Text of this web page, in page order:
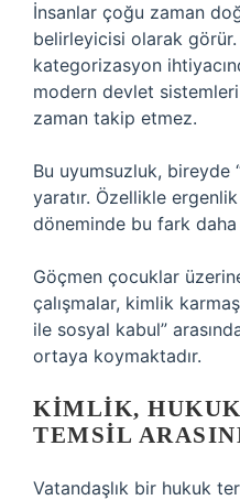
İnsanlar çoğu zaman
belirleyicisi olarak görür.
kategorizasyon
modern devlet
zaman takip etmez.
Bu uyumsuzluk, bireyde
yaratır. Özellikle
döneminde bu fark
Göçmen çocuklar
çalışmalar, kimlik
ile sosyal kabul”
ortaya koymaktadır.
KIMLIK,
TEMSIL
Vatandaşlık bir hukuk